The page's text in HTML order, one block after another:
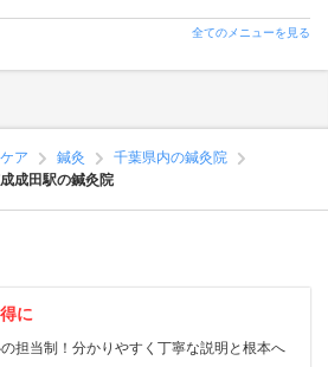
全てのメニューを見る
ア 鍼灸
千葉県内の鍼灸院
成田駅の鍼灸院
に
の担当制！分かりやすく丁寧な説明と根本へ